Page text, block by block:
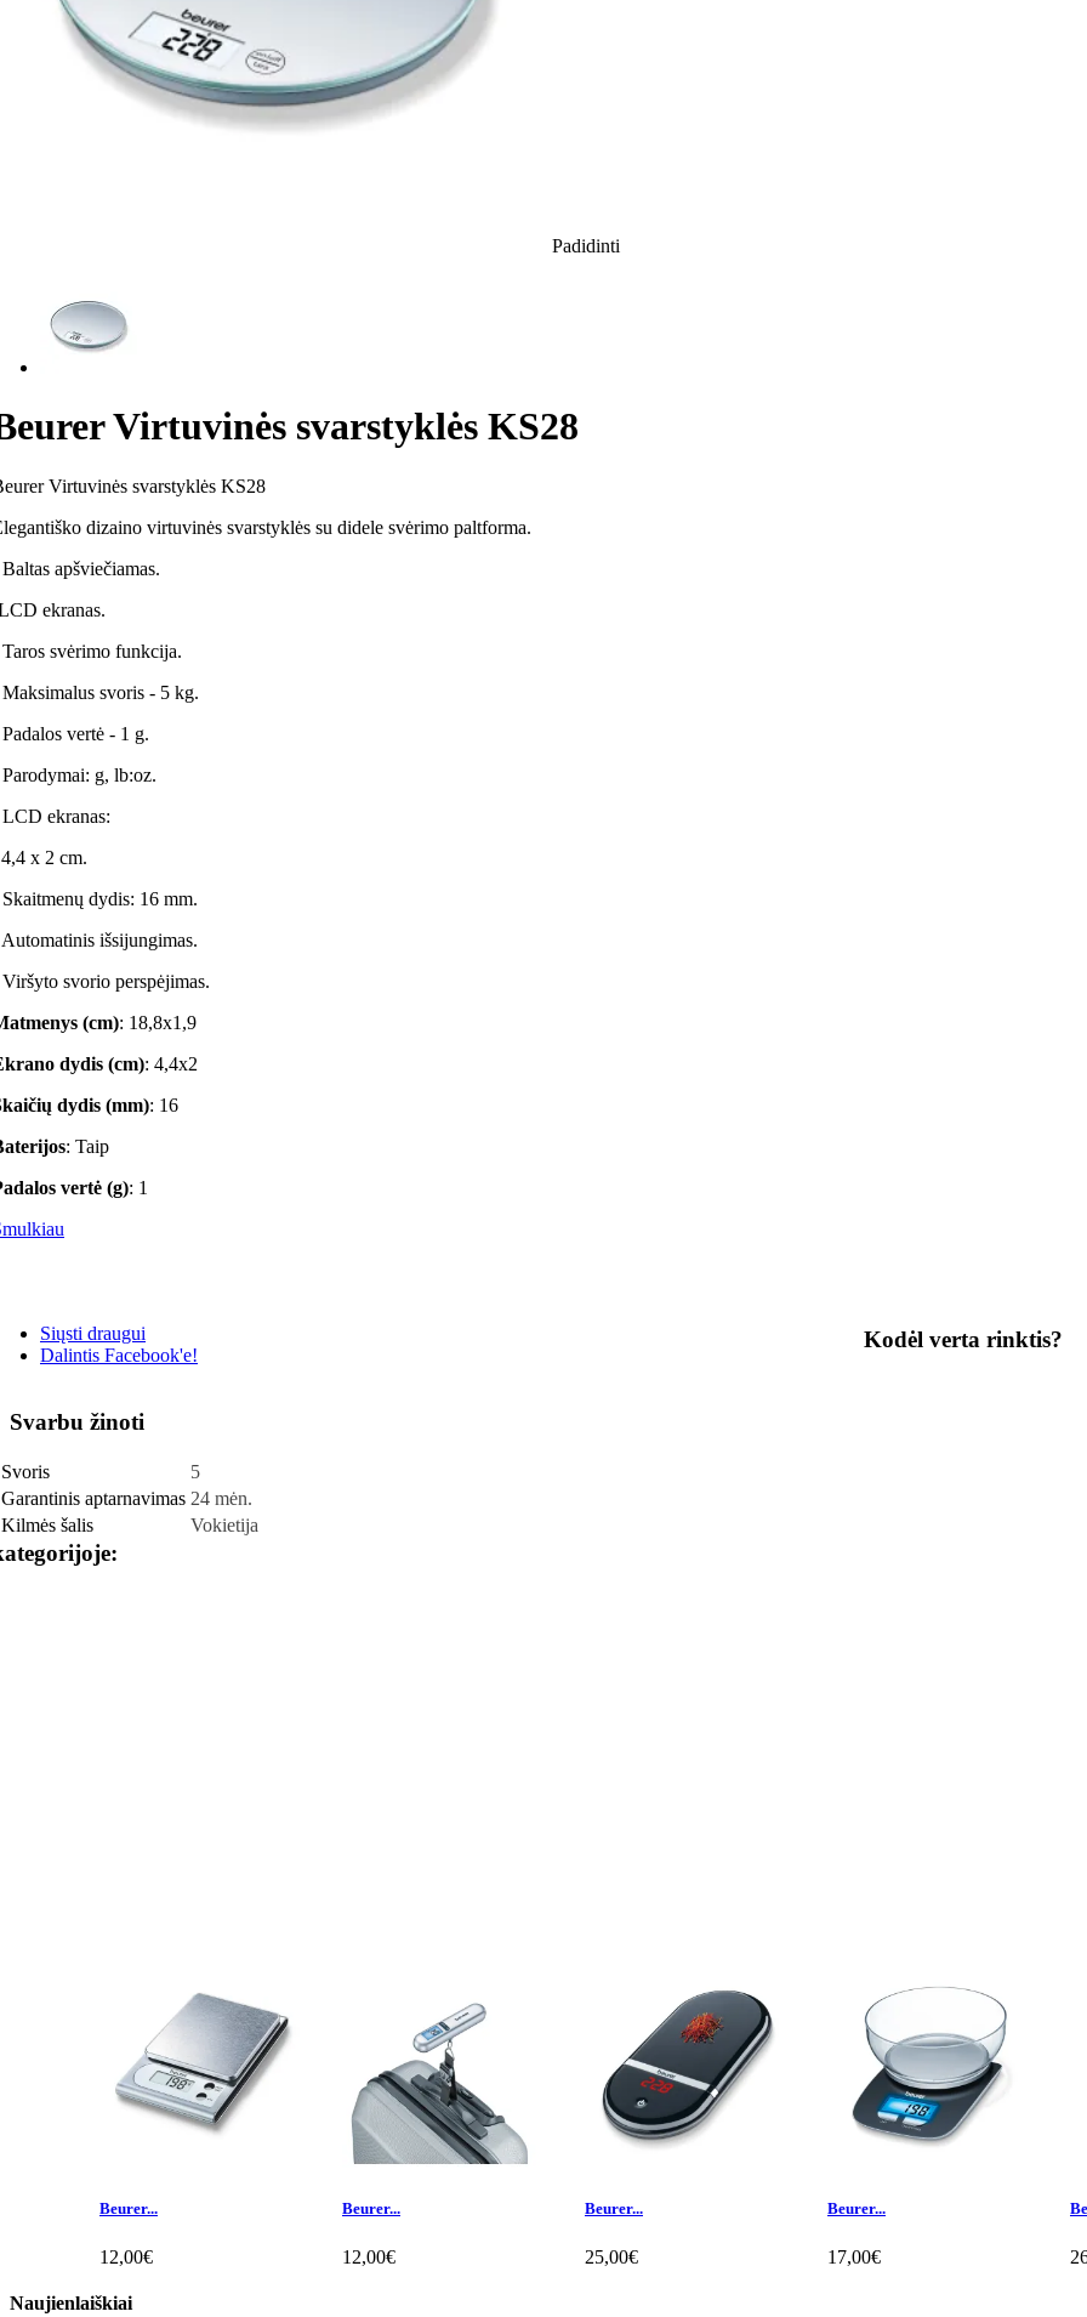
Padidinti
Virtuvinės svarstyklės KS28
Virtuvinės svarstyklės KS28
dizaino virtuvinės svarstyklės su didele svėrimo paltforma.
apšviečiamas.
ekranas.
svėrimo funkcija.
svoris - 5 kg.
vertė - 1 g.
g, lb:oz.
ekranas:
x 2 cm.
dydis: 16 mm.
išsijungimas.
svorio perspėjimas.
(cm): 18,8x1,9
dydis (cm): 4,4x2
dydis (mm): 16
: Taip
vertė (g): 1
Siųsti draugui
Dalintis Facebook'e!
Svarbu žinoti
Svoris
5
Garantinis aptarnavimas 24 mėn.
Kilmės šalis
Vokietija
Kodėl verta rinktis?
Beurer...
12,00€
Beurer...
12,00€
Beurer...
25,00€
Beurer...
17,00€
Naujienlaiškiai